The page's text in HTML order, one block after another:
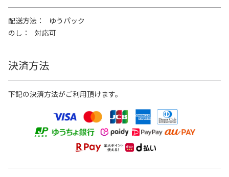
配送方法
ゆうパック
のし
対応可
決済方法
下記の決済方法がご利用頂けます。